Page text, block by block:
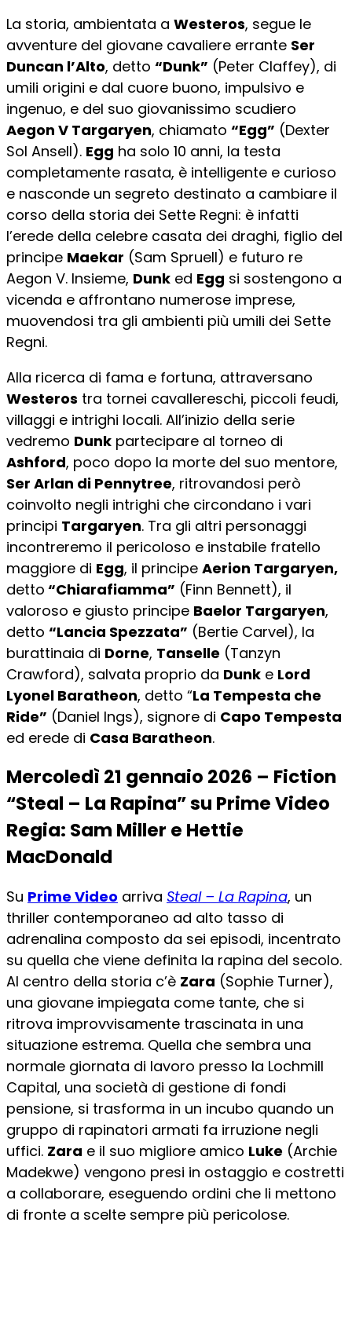
La storia, ambientata a Westeros, segue le
avventure del giovane cavaliere errante Ser
Duncan l’Alto, detto “Dunk” (Peter Claffey), di
umili origini e dal cuore buono, impulsivo e
ingenuo, e del suo giovanissimo scudiero
Aegon V Targaryen, chiamato “Egg” (Dexter
Sol Ansell). Egg ha solo 10 anni, la testa
completamente rasata, è intelligente e curioso
e nasconde un segreto destinato a cambiare il
corso della storia dei Sette Regni: è infatti
l’erede della celebre casata dei draghi, figlio del
principe Maekar (Sam Spruell) e futuro re
Aegon V. Insieme, Dunk ed Egg si sostengono a
vicenda e affrontano numerose imprese,
muovendosi tra gli ambienti più umili dei Sette
Regni.
Alla ricerca di fama e fortuna, attraversano
Westeros tra tornei cavallereschi, piccoli feudi,
villaggi e intrighi locali. All’inizio della serie
vedremo Dunk partecipare al torneo di
Ashford, poco dopo la morte del suo mentore,
Ser Arlan di Pennytree, ritrovandosi però
coinvolto negli intrighi che circondano i vari
principi Targaryen. Tra gli altri personaggi
incontreremo il pericoloso e instabile fratello
maggiore di Egg, il principe Aerion Targaryen,
detto “Chiarafiamma” (Finn Bennett), il
valoroso e giusto principe Baelor Targaryen,
detto “Lancia Spezzata” (Bertie Carvel), la
burattinaia di Dorne, Tanselle (Tanzyn
Crawford), salvata proprio da Dunk e Lord
Lyonel Baratheon, detto “La Tempesta che
Ride” (Daniel Ings), signore di Capo Tempesta
ed erede di Casa Baratheon.
Mercoledì 21 gennaio 2026 – Fiction
“Steal – La Rapina” su Prime Video
Regia: Sam Miller e Hettie
MacDonald
Su Prime Video arriva Steal – La Rapina, un
thriller contemporaneo ad alto tasso di
adrenalina composto da sei episodi, incentrato
su quella che viene definita la rapina del secolo.
Al centro della storia c’è Zara (Sophie Turner),
una giovane impiegata come tante, che si
ritrova improvvisamente trascinata in una
situazione estrema. Quella che sembra una
normale giornata di lavoro presso la Lochmill
Capital, una società di gestione di fondi
pensione, si trasforma in un incubo quando un
gruppo di rapinatori armati fa irruzione negli
uffici. Zara e il suo migliore amico Luke (Archie
Madekwe) vengono presi in ostaggio e costretti
a collaborare, eseguendo ordini che li mettono
di fronte a scelte sempre più pericolose.